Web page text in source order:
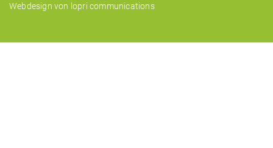
Webdesign von lopri communications